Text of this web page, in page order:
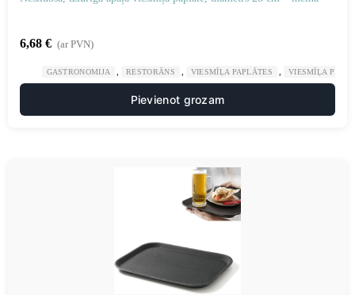
6,68 € (ar PVN)
GASTRONOMIJA RESTORĀNS VIESMĪĻA PAPLĀTES VIESMĪĻA
Pievienot grozam